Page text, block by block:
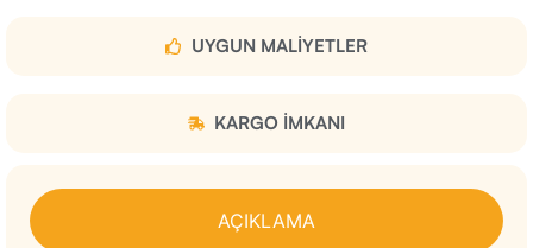
UYGUN MALIYETLER
KARGO IMKANI
AÇIKLAMA